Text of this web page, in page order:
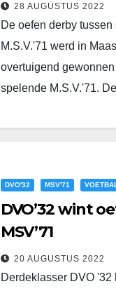
28 AUGUSTUS 2022
De oefen derby
M.S.V.'71 werd in
overtuigend
spelende M.S.V.'71.
DVO'32 MSV'71
DVO’32 wint
MSV’71
20 AUGUSTUS 2022
Derdeklasser DVO